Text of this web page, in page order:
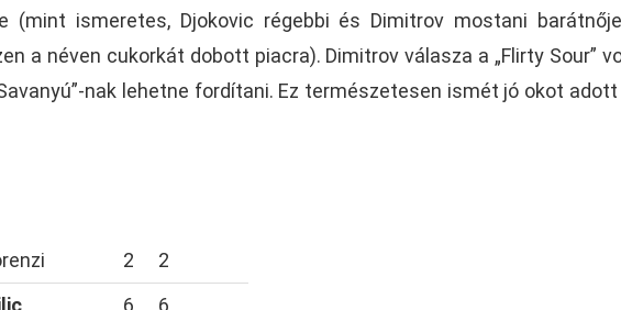
(mint ismeretes, Djokovic régebbi és Dimitrov mostani
a néven cukorkát dobott piacra). Dimitrov válasza a „Flirty Sour”
nak lehetne fordítani. Ez természetesen ismét jó okot
2
2